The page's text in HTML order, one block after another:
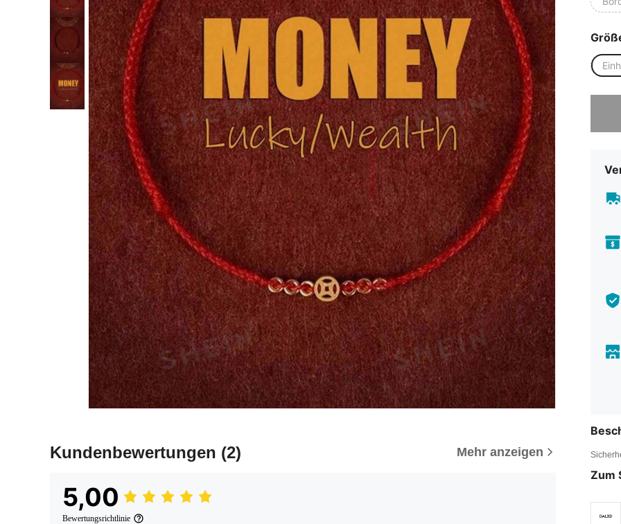
Kundenbewertungen (2) Mehr anzeigen
5,00
Bewertungsrichtlinie
Zum